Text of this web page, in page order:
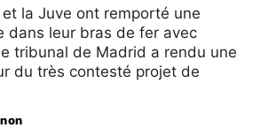
et la Juve ont remporté une
dans leur bras de fer avec
le tribunal de Madrid a rendu une
du très contesté projet de